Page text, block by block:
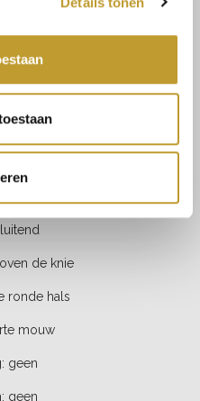
dress lilac
de knie
ronde hals
mouw
geen
geen